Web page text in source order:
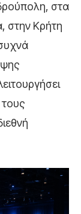
στα
στην Κρήτη